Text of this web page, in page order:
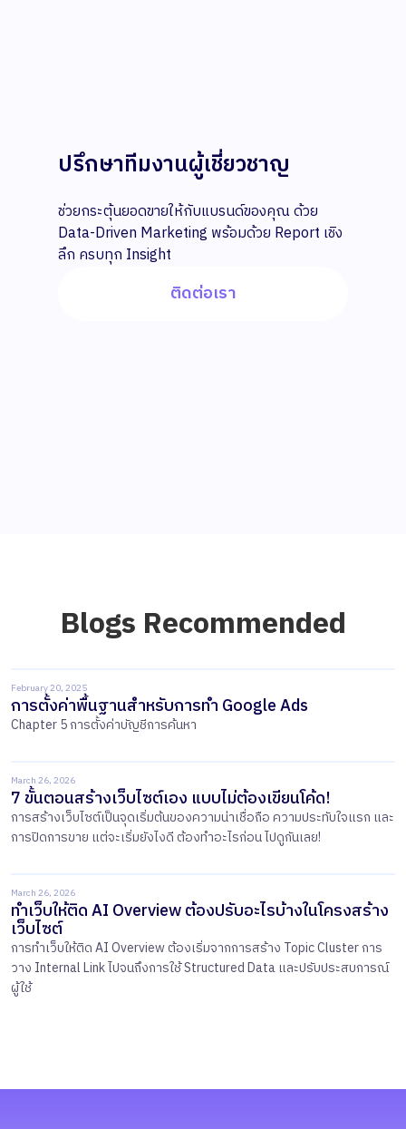
ปรึกษาทีมงานผู้เชี่ยวชาญ
ช่วยกระตุ้นยอดขายให้กับแบรนด์ของคุณ ด้วย
Data-Driven Marketing พร้อมด้วย Report เชิง
ลึก ครบทุก Insight
ติดต่อเรา
Blogs Recommended
February 20, 2025
การตั้งค่าพื้นฐานสำหรับการทำ Google Ads
Chapter 5 การตั้งค่าบัญชีการค้นหา
March 26, 2026
7 ขั้นตอนสร้างเว็บไซต์เอง แบบไม่ต้องเขียนโค้ด!
การสร้างเว็บไซต์เป็นจุดเริ่มต้นของความน่าเชื่อถือ ความประทับใจแรก และ
การปิดการขาย แต่จะเริ่มยังไงดี ต้องทำอะไรก่อน ไปดูกันเลย!
March 26, 2026
ทำเว็บให้ติด AI Overview ต้องปรับอะไรบ้างในโครงสร้าง
เว็บไซต์
การทำเว็บให้ติด AI Overview ต้องเริ่มจากการสร้าง Topic Cluster การ
วาง Internal Link ไปจนถึงการใช้ Structured Data และปรับประสบการณ์
ผู้ใช้